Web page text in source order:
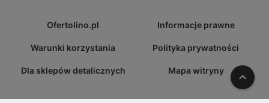
Ofertolino.pl Informacje prawne
Warunki korzystania Polityka prywatności
Dla sklepów detalicznych Mapa witryny W